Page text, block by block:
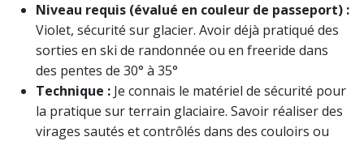
Niveau requis (évalué en couleur de passeport) :
Violet, sécurité sur glacier. Avoir déjà pratiqué des
sorties en ski de randonnée ou en freeride dans
des pentes de 30° à 35°
Technique : Je connais le matériel de sécurité pour
la pratique sur terrain glaciaire. Savoir réaliser des
virages sautés et contrôlés dans des couloirs ou